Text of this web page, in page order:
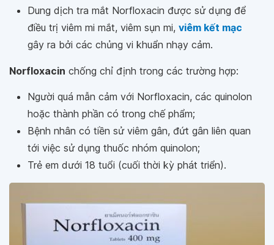
Dung dịch tra mắt Norfloxacin được sử dụng để
điều trị viêm mi mắt, viêm sụn mi, viêm kết mạc
gây ra bởi các chủng vi khuẩn nhạy cảm.
Norfloxacin chống chỉ định trong các trường hợp:
Người quá mẫn cảm với Norfloxacin, các quinolon
hoặc thành phần có trong chế phẩm;
Bệnh nhân có tiền sử viêm gân, đứt gân liên quan
tới việc sử dụng thuốc nhóm quinolon;
Trẻ em dưới 18 tuổi (cuối thời kỳ phát triển).